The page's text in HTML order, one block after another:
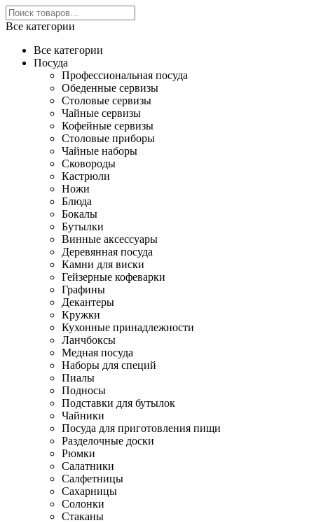
Все категории
Все категории
Посуда
Профессиональная посуда
Обеденные сервизы
Столовые сервизы
Чайные сервизы
Кофейные сервизы
Столовые приборы
Чайные наборы
Сковороды
Кастрюли
Ножи
Блюда
Бокалы
Бутылки
Винные аксессуары
Деревянная посуда
Камни для виски
Гейзерные кофеварки
Графины
Декантеры
Кружки
Кухонные принадлежности
Ланчбоксы
Медная посуда
Наборы для специй
Пиалы
Подносы
Подставки для бутылок
Чайники
Посуда для приготовления пищи
Разделочные доски
Рюмки
Салатники
Салфетницы
Сахарницы
Солонки
Стаканы